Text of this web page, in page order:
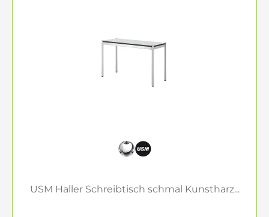
USM Haller Schreibtisch schmal Kunstharz...